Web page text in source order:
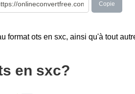
Copie
format ots en sxc, ainsi qu'à tout
en sxc?